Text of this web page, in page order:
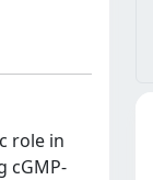
role in
cGMP-